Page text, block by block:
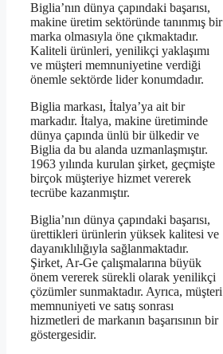
Biglia’nın dünya çapındaki başarısı,
makine üretim sektöründe tanınmış bir
marka olmasıyla öne çıkmaktadır.
Kaliteli ürünleri, yenilikçi yaklaşımı
ve müşteri memnuniyetine verdiği
önemle sektörde lider konumdadır.
Biglia markası, İtalya’ya ait bir
markadır. İtalya, makine üretiminde
dünya çapında ünlü bir ülkedir ve
Biglia da bu alanda uzmanlaşmıştır.
1963 yılında kurulan şirket, geçmişte
birçok müşteriye hizmet vererek
tecrübe kazanmıştır.
Biglia’nın dünya çapındaki başarısı,
ürettikleri ürünlerin yüksek kalitesi ve
dayanıklılığıyla sağlanmaktadır.
Şirket, Ar-Ge çalışmalarına büyük
önem vererek sürekli olarak yenilikçi
çözümler sunmaktadır. Ayrıca, müşteri
memnuniyeti ve satış sonrası
hizmetleri de markanın başarısının bir
göstergesidir.